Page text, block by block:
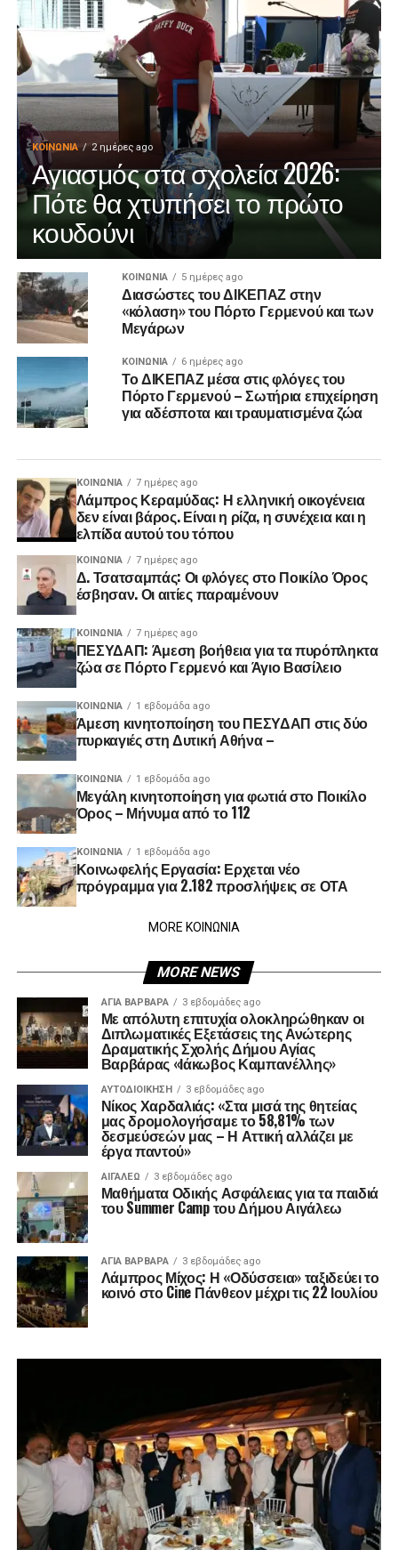
ΚΟΙΝΩΝΊΑ 2 ημέρες ago
Αγιασμός στα σχολεία 2026:
Πότε θα χτυπήσει το πρώτο
κουδούνι
ΚΟΙΝΩΝΊΑ 5 ημέρες ago
Διασώστες του ΔΙΚΕΠΑΖ στην
«κόλαση» του Πόρτο Γερμενού και των
Μεγάρων
ΚΟΙΝΩΝΊΑ 6 ημέρες ago
Το ΔΙΚΕΠΑΖ μέσα στις φλόγες του
Πόρτο Γερμενού – Σωτήρια επιχείρηση
για αδέσποτα και τραυματισμένα ζώα
ΚΟΙΝΩΝΊΑ 7 ημέρες ago
Λάμπρος Κεραμύδας: Η ελληνική οικογένεια
δεν είναι βάρος. Είναι η ρίζα, η συνέχεια και η
ελπίδα αυτού του τόπου
ΚΟΙΝΩΝΊΑ 7 ημέρες ago
Δ. Τσατσαμπάς: Οι φλόγες στο Ποικίλο Όρος
έσβησαν. Οι αιτίες παραμένουν
ΚΟΙΝΩΝΊΑ 7 ημέρες ago
ΠΕΣΥΔΑΠ: Άμεση βοήθεια για τα πυρόπληκτα
ζώα σε Πόρτο Γερμενό και Άγιο Βασίλειο
ΚΟΙΝΩΝΊΑ 1 εβδομάδα ago
Άμεση κινητοποίηση του ΠΕΣΥΔΑΠ στις δύο
πυρκαγιές στη Δυτική Αθήνα –
ΚΟΙΝΩΝΊΑ 1 εβδομάδα ago
Μεγάλη κινητοποίηση για φωτιά στο Ποικίλο
Όρος – Μήνυμα από το 112
ΚΟΙΝΩΝΊΑ 1 εβδομάδα ago
Κοινωφελής Εργασία: Ερχεται νέο
πρόγραμμα για 2.182 προσλήψεις σε ΟΤΑ
MORE ΚΟΙΝΩΝΙΑ
MORE NEWS
ΑΓΙΑ ΒΑΡΒΑΡΑ 3 εβδομάδες ago
Με απόλυτη επιτυχία ολοκληρώθηκαν οι
Διπλωματικές Εξετάσεις της Ανώτερης
Δραματικής Σχολής Δήμου Αγίας
Βαρβάρας «Ιάκωβος Καμπανέλλης»
ΑΥΤΟΔΙΟΊΚΗΣΗ 3 εβδομάδες ago
Νίκος Χαρδαλιάς: «Στα μισά της θητείας
μας δρομολογήσαμε το 58,81% των
δεσμεύσεών μας – Η Αττική αλλάζει με
έργα παντού»
ΑΙΓΑΛΕΩ 3 εβδομάδες ago
Μαθήματα Οδικής Ασφάλειας για τα παιδιά
του Summer Camp του Δήμου Αιγάλεω
ΑΓΙΑ ΒΑΡΒΑΡΑ 3 εβδομάδες ago
Λάμπρος Μίχος: Η «Οδύσσεια» ταξιδεύει το
κοινό στο Cine Πάνθεον μέχρι τις 22 Ιουλίου